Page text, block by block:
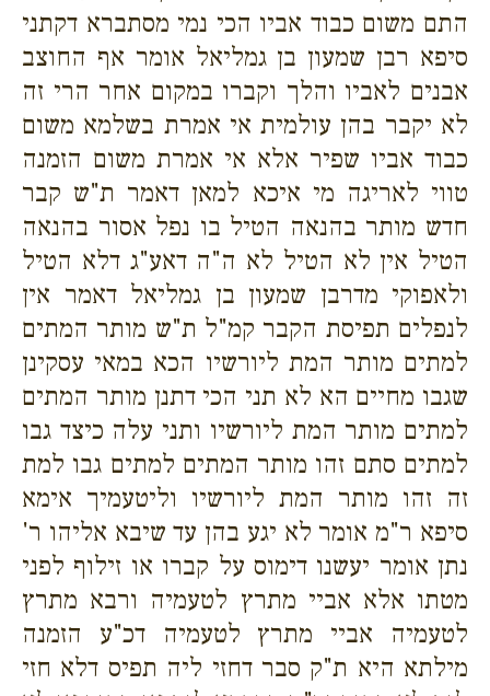
התם משום כבוד אביו הכי נמי מסתברא דקתני
סיפא רבן שמעון בן גמליאל אומר אף החוצב
אבנים לאביו והלך וקברו במקום אחר הרי זה
לא יקבר בהן עולמית אי אמרת בשלמא משום
כבוד אביו שפיר אלא אי אמרת משום הזמנה
טווי לאריגה מי איכא למאן דאמר ת"ש קבר
חדש מותר בהנאה הטיל בו נפל אסור בהנאה
הטיל אין לא הטיל לא ה"ה דאע"ג דלא הטיל
ולאפוקי מדרבן שמעון בן גמליאל דאמר אין
לנפלים תפיסת הקבר קמ"ל ת"ש מותר המתים
למתים מותר המת ליורשיו הכא במאי עסקינן
שגבו מחיים הא לא תני הכי דתנן מותר המתים
למתים מותר המת ליורשיו ותני עלה כיצד גבו
למתים סתם זהו מותר המתים למתים גבו למת
זה זהו מותר המת ליורשיו וליטעמיך אימא
סיפא ר"מ אומר לא יגע בהן עד שיבא אליהו ר'
נתן אומר יעשנו דימוס על קברו או זילוף לפני
מטתו אלא אביי מתרץ לטעמיה ורבא מתרץ
לטעמיה אביי מתרץ לטעמיה דכ"ע הזמנה
מילתא היא ת"ק סבר דחזי ליה תפיס דלא חזי